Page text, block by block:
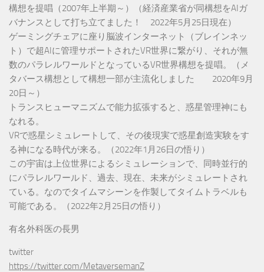
構想を提唱（2007年上半期～）（経済産業省が同構想をAIガ
バナンスとして打ち立てました！ 2022年5月25日現在）
ゲーミングチェアに座り脳波インターネット（ブレインネッ
ト）で超AIに管理サポートされたVR世界に繋がり、それが無
数のパラレルワールドとなっているVR世界構想を提唱。（メ
タバース構想として構想一部が主流化しました 2020年9月
20日～）
トランスヒューマニズムで能力拡張すると、惑星管理神にも
なれる。
VRで惑星シミュレートして、その後現実で惑星創造実験をす
る神になる時代が来る。（2022年1月26日の悟り）
この宇宙は上位世界によるシミュレーションで、同時並行的
にパラレルワールド、過去、現在、未来がシミュレートされ
ている。なのでタイムマシーンを作製してタイムトラベルも
可能である。（2022年2月25日の悟り）
有名外科医の長男
twitter
https://twitter.com/MetaversemanZ